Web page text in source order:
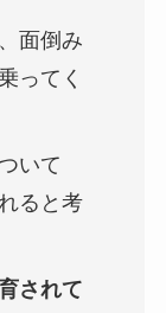
面倒み
ってく
いて
ると考
されて